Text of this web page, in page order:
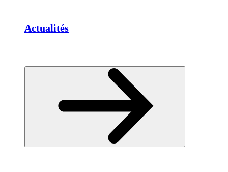
Actualités